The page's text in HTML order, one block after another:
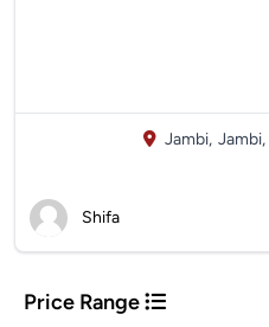
Jambi, Jambi,
Shifa
Price Range